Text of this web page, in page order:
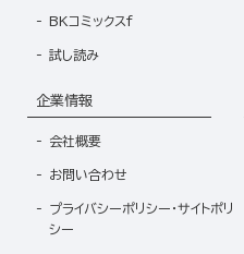
BKコミックスf
試し読み
企業情報
会社概要
お問い合わせ
プライバシーポリシー・サイトポリ
シー